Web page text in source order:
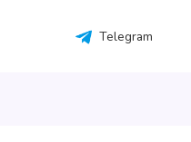
Telegram